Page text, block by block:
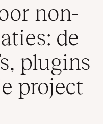
non-
de
plugins
project